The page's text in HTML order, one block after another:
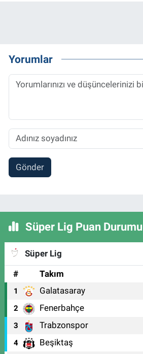
Yorumlar
Gönder
Süper Lig Puan Durumu
Süper Lig
#
Takım
1 Galatasaray
2 Fenerbahçe
3 Trabzonspor
4 Beşiktaş